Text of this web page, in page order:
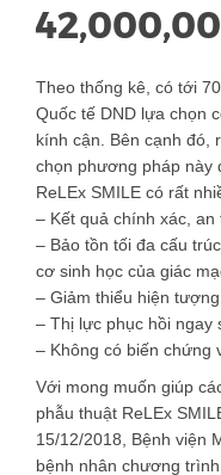
Theo thống kê, có tới
Quốc tế DND lựa chọn
kính cận. Bên cạnh đó,
chọn phương pháp này
ReLEx SMILE có rất
– Kết quả chính xác, an
– Bảo tồn tối đa cấu
cơ sinh học của giác
– Giảm thiểu hiện
– Thị lực phục hồi ngay
– Không có biến chứng
Với mong muốn giúp
phẫu thuật ReLEx
15/12/2018, Bệnh viện
bệnh nhân chương trình